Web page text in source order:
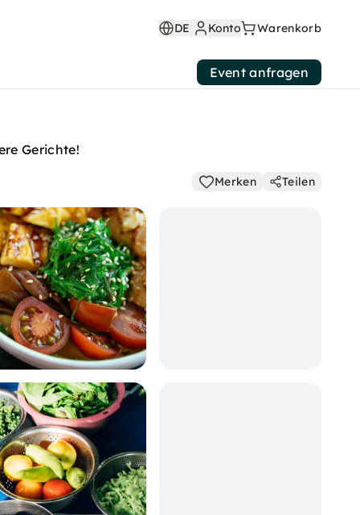
DE Konto Warenkorb
Event anfragen
Gerichte!
Merken Teilen